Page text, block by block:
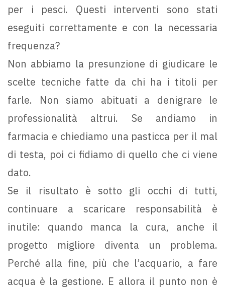
per i pesci. Questi interventi sono stati
eseguiti correttamente e con la necessaria
frequenza?
Non abbiamo la presunzione di giudicare le
scelte tecniche fatte da chi ha i titoli per
farle. Non siamo abituati a denigrare le
professionalità altrui. Se andiamo in
farmacia e chiediamo una pasticca per il mal
di testa, poi ci fidiamo di quello che ci viene
dato.
Se il risultato è sotto gli occhi di tutti,
continuare a scaricare responsabilità è
inutile: quando manca la cura, anche il
progetto migliore diventa un problema.
Perché alla fine, più che l’acquario, a fare
acqua è la gestione. E allora il punto non è